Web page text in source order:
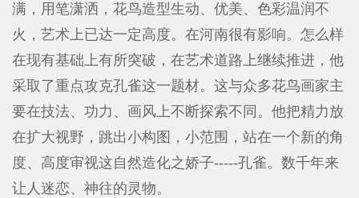
满，用笔潇洒，花鸟造型生动、优美、色彩温润不
火，艺术上已达一定高度。在河南很有影响。怎么样
在现有基础上有所突破，在艺术道路上继续推进，他
采取了重点攻克孔雀这一题材。这与众多花鸟画家主
要在技法、功力、画风上不断探索不同。他把精力放
在扩大视野，跳出小构图，小范围，站在一个新的角
度、高度审视这自然造化之娇子-----孔雀。数千年来
让人迷恋、神往的灵物。